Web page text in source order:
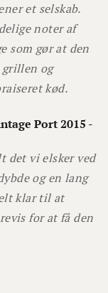
et selskab.
noter af
som gør at den
grillen og
kød.
Port 2015 -
det vi elsker ved
og en lang
klar til at
for at få den